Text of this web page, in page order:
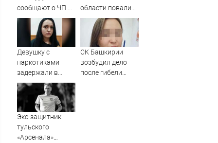
сообщают о ЧП на
озере Старица
области повалил
столбы, деревья и
крыши
Девушку с
наркотиками
задержали в
Твери – Новости
Твери и городов
Тверской области
сегодня -
Тверские новости.
СК Башкирии
возбудил дело
после гибели
Экс-защитник
тульского
«Арсенала»